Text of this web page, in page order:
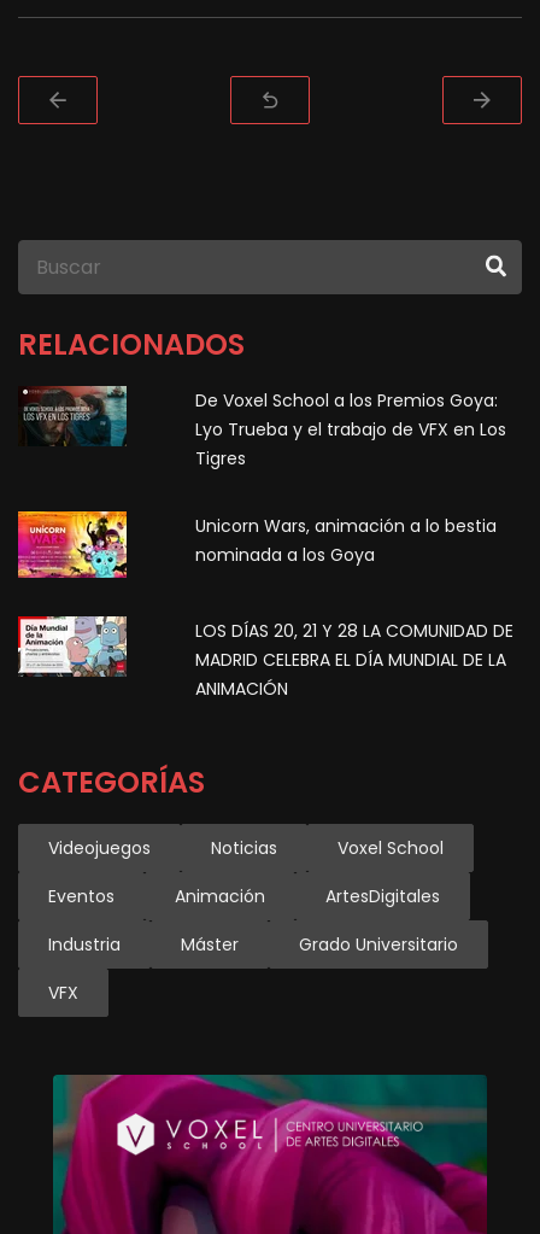
RELACIONADOS
De Voxel School a los Premios Goya:
Lyo Trueba y el trabajo de VFX en Los
Tigres
Unicorn Wars, animación a lo bestia
nominada a los Goya
LOS DÍAS 20, 21 Y 28 LA COMUNIDAD DE
MADRID CELEBRA EL DÍA MUNDIAL DE LA
ANIMACIÓN
CATEGORÍAS
Videojuegos Noticias
Voxel School
Eventos
Animación
ArtesDigitales
Industria
Máster
Grado Universitario
VFX